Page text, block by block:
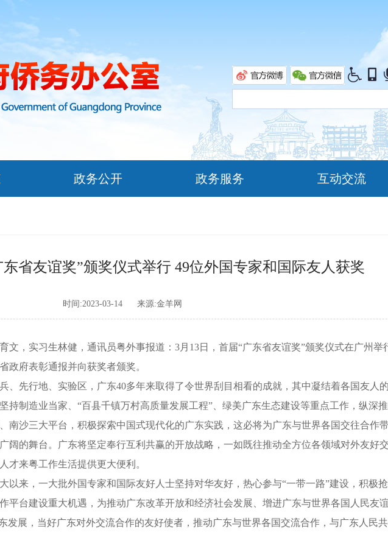
政务公开 政务服务 互动交流
东省友谊奖”颁奖仪式举行 49位外国专家和国际友人获奖
时间:2023-03-14 来源:金羊网
，实习生林健，通讯员粤外事报道：3月13日，首届“广东省友谊奖”颁奖仪式在广州举
政府表彰通报并向获奖者颁奖。
先行地、实验区，广东40多年来取得了令世界刮目相看的成就，其中凝结着各国友人
持制造业当家、“百县千镇万村高质量发展工程”、绿美广东生态建设等重点工作，纵深
南沙三大平台，积极探索中国式现代化的广东实践，这必将为广东与世界各国交往合作
阔的舞台。广东将坚定奉行互利共赢的开放战略，一如既往推动全方位各领域对外友好
才来粤工作生活提供更大便利。
来，一大批外国专家和国际友好人士坚持对华友好，热心参与“一带一路”建设，积极抢
平台建设重大机遇，为推动广东改革开放和经济社会发展、增进广东与世界各国人民友
发展，当好广东对外交流合作的友好使者，推动广东与世界各国交流合作，与广东人民